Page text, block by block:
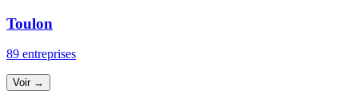
Toulon
89 entreprises
Voir →